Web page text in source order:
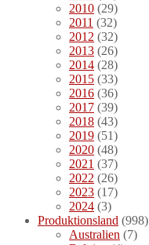
2010 (29)
2011 (32)
2012 (32)
2013 (26)
2014 (28)
2015 (33)
2016 (36)
2017 (39)
2018 (43)
2019 (51)
2020 (48)
2021 (37)
2022 (26)
2023 (17)
2024 (3)
Produktionsland (998)
Australien (7)